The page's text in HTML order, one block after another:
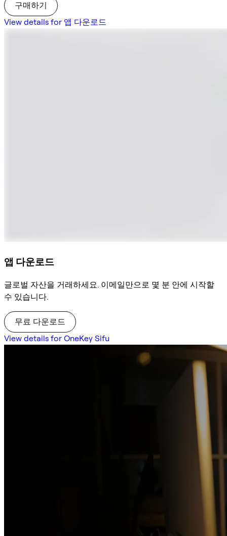
구매하기
View details for 앱 다운로드
앱 다운로드
글로벌 자산을 거래하세요. 이메일만으로 몇 분 안에 시작할
수 있습니다.
무료 다운로드
View details for OneKey Sifu